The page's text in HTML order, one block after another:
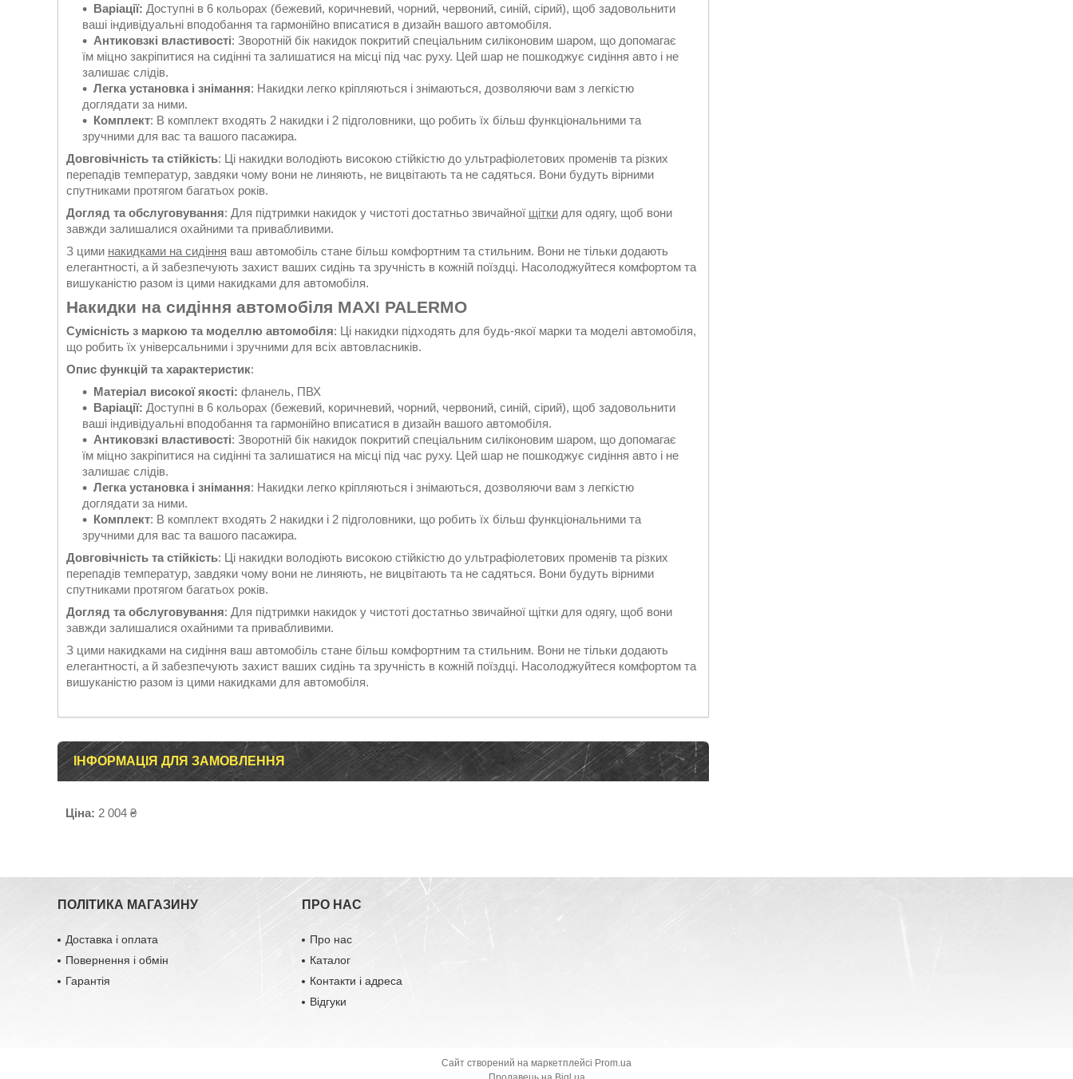
Варіації: Доступні в 6 кольорах (бежевий, коричневий, чорний, червоний, синій, сірий), щоб задовольнити
ваші індивідуальні вподобання та гармонійно вписатися в дизайн вашого автомобіля.
Антиковзкі властивості: Зворотній бік накидок покритий спеціальним силіконовим шаром, що допомагає
їм міцно закріпитися на сидінні та залишатися на місці під час руху. Цей шар не пошкоджує сидіння авто і не
залишає слідів.
Легка установка і знімання: Накидки легко кріпляються і знімаються, дозволяючи вам з легкістю
доглядати за ними.
Комплект: В комплект входять 2 накидки і 2 підголовники, що робить їх більш функціональними та
зручними для вас та вашого пасажира.
Довговічність та стійкість: Ці накидки володіють високою стійкістю до ультрафіолетових променів та різких
перепадів температур, завдяки чому вони не линяють, не вицвітають та не садяться. Вони будуть вірними
спутниками протягом багатьох років.
Догляд та обслуговування: Для підтримки накидок у чистоті достатньо звичайної щітки для одягу, щоб вони
завжди залишалися охайними та привабливими.
З цими накидками на сидіння ваш автомобіль стане більш комфортним та стильним. Вони не тільки додають
елегантності, а й забезпечують захист ваших сидінь та зручність в кожній поїздці. Насолоджуйтеся комфортом та
вишуканістю разом із цими накидками для автомобіля.
Накидки на сидіння автомобіля MAXI PALERMO
Сумісність з маркою та моделлю автомобіля: Ці накидки підходять для будь-якої марки та моделі автомобіля,
що робить їх універсальними і зручними для всіх автовласників.
Опис функцій та характеристик:
Матеріал високої якості: фланель, ПВХ
Варіації: Доступні в 6 кольорах (бежевий, коричневий, чорний, червоний, синій, сірий), щоб задовольнити
ваші індивідуальні вподобання та гармонійно вписатися в дизайн вашого автомобіля.
Антиковзкі властивості: Зворотній бік накидок покритий спеціальним силіконовим шаром, що допомагає
їм міцно закріпитися на сидінні та залишатися на місці під час руху. Цей шар не пошкоджує сидіння авто і не
залишає слідів.
Легка установка і знімання: Накидки легко кріпляються і знімаються, дозволяючи вам з легкістю
доглядати за ними.
Комплект: В комплект входять 2 накидки і 2 підголовники, що робить їх більш функціональними та
зручними для вас та вашого пасажира.
Довговічність та стійкість: Ці накидки володіють високою стійкістю до ультрафіолетових променів та різких
перепадів температур, завдяки чому вони не линяють, не вицвітають та не садяться. Вони будуть вірними
спутниками протягом багатьох років.
Догляд та обслуговування: Для підтримки накидок у чистоті достатньо звичайної щітки для одягу, щоб вони
завжди залишалися охайними та привабливими.
З цими накидками на сидіння ваш автомобіль стане більш комфортним та стильним. Вони не тільки додають
елегантності, а й забезпечують захист ваших сидінь та зручність в кожній поїздці. Насолоджуйтеся комфортом та
вишуканістю разом із цими накидками для автомобіля.
ІНФОРМАЦІЯ ДЛЯ ЗАМОВЛЕННЯ
Ціна: 2 004 ₴
ПОЛІТИКА МАГАЗИНУ
Доставка і оплата
Повернення і обмін
Гарантія
ПРО НАС
Про нас
Каталог
Контакти і адреса
Відгуки
Сайт створений на маркетплейсі Prom.ua